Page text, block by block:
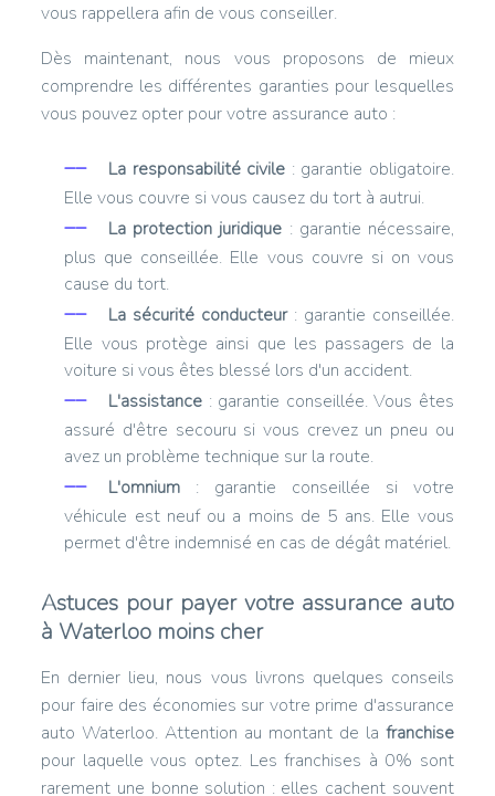
vous rappellera afin de vous conseiller.
Dès maintenant, nous vous proposons de mieux
comprendre les différentes garanties pour lesquelles
vous pouvez opter pour votre assurance auto :
La responsabilité civile : garantie obligatoire.
Elle vous couvre si vous causez du tort à autrui.
La protection juridique : garantie nécessaire,
plus que conseillée. Elle vous couvre si on vous
cause du tort.
La sécurité conducteur: garantie conseillée.
Elle vous protège ainsi que les passagers de la
voiture si vous êtes blessé lors d'un accident.
L'assistance : garantie conseillée. Vous êtes
assuré d'être secouru si vous crevez un pneu ou
avez un problème technique sur la route.
L'omnium : garantie conseillée si votre
véhicule est neuf ou a moins de 5 ans. Elle vous
permet d'être indemnisé en cas de dégât matériel.
Astuces pour payer votre assurance auto
à Waterloo moins cher
En dernier lieu, nous vous livrons quelques conseils
pour faire des économies sur votre prime d'assurance
auto Waterloo. Attention au montant de la franchise
pour laquelle vous optez. Les franchises à 0% sont
rarement une bonne solution : elles cachent souvent